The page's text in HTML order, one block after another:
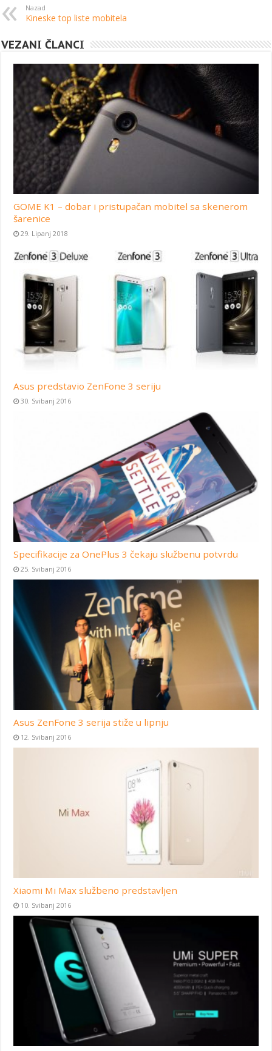
Nazad
Kineske top liste mobitela
VEZANI ČLANCI
GOME K1 – dobar i pristupačan mobitel sa skenerom
šarenice
29. Lipanj 2018
Asus predstavio ZenFone 3 seriju
30. Svibanj 2016
Specifikacije za OnePlus 3 čekaju službenu potvrdu
25. Svibanj 2016
Asus ZenFone 3 serija stiže u lipnju
12. Svibanj 2016
Xiaomi Mi Max službeno predstavljen
10. Svibanj 2016